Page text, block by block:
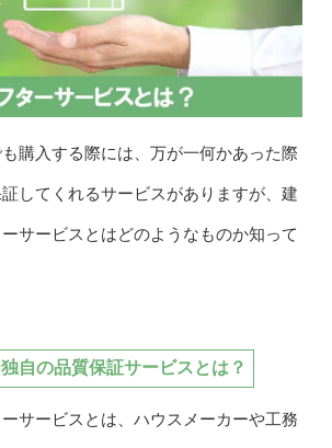
購入する際には、万が一何かあった際
してくれるサービスがありますが、建
サービスとはどのようなものか知って
自の品質保証サービスとは？
サービスとは、ハウスメーカーや工務